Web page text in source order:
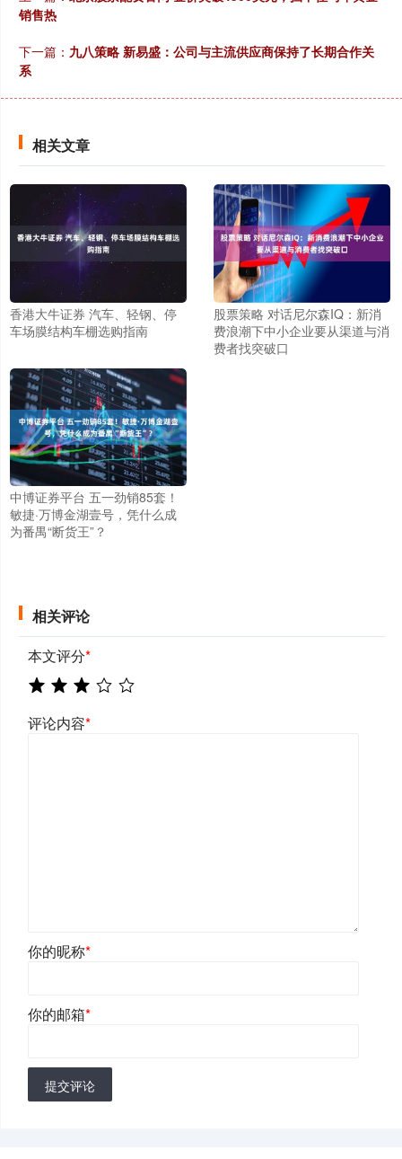
销售热
下一篇： 九八策略 新易盛：公司与主流供应商保持了长期合作关
系
相关文章
香港大牛证券 汽车、轻钢、停
车场膜结构车棚选购指南
股票策略 对话尼尔森IQ：新消
费浪潮下中小企业要从渠道与消
费者找突破口
中博证券平台 五一劲销85套！
敏捷·万博金湖壹号，凭什么成
为番禺“断货王”？
相关评论
本文评分*
评论内容*
你的昵称*
你的邮箱*
提交评论